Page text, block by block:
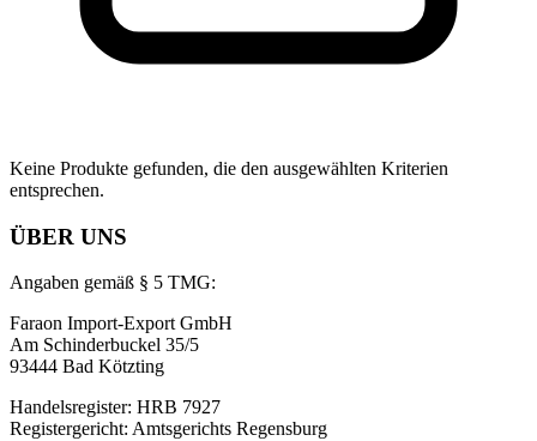
Keine Produkte gefunden, die den ausgewählten Kriterien
entsprechen.
ÜBER UNS
Angaben gemäß § 5 TMG:
Faraon Import-Export GmbH
Am Schinderbuckel 35/5
93444 Bad Kötzting
Handelsregister: HRB 7927
Registergericht: Amtsgerichts Regensburg